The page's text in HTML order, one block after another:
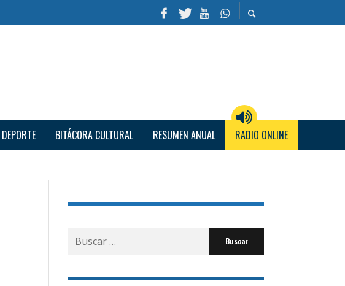
DEPORTE BITÁCORA CULTURAL RESUMEN ANUAL RADIO ONLINE
Buscar
por: